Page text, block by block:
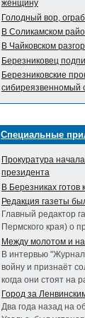
женщину
Голодный вор,
В Соликамском
В Чайковском
Березниковец
Березниковские
сибиреязвенномый
Специальные
Прокуратура
президента
В Березниках
Редакция газеты
Главный редактор
Пермского края) о
Между молотом и
В интервью
войну и признаёт
когда они стоят на
Город за
Два года назад на